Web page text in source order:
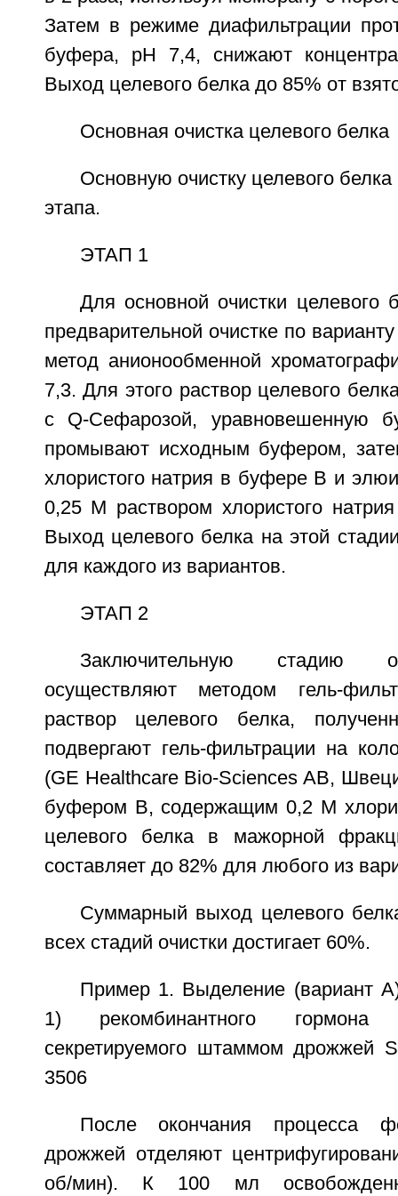
Затем в режиме диафильтрации
буфера, pH 7,4, снижают
Выход целевого белка до 85% от
Основная очистка целевого белка
Основную очистку целевого
этапа.
ЭТАП 1
Для основной очистки целевого
предварительной очистке по
метод анионообменной
7,3. Для этого раствор целевого
с Q-Сефарозой, уравновешенную
промывают исходным буфером,
хлористого натрия в буфере В и
0,25 М раствором хлористого
Выход целевого белка на этой
для каждого из вариантов.
ЭТАП 2
Заключительную стадию
осуществляют методом гель-
раствор целевого белка,
подвергают гель-фильтрации на
(GE Healthcare Bio-Sciences AB,
буфером В, содержащим 0,2 М
целевого белка в мажорной
составляет до 82% для любого из
Суммарный выход целевого
всех стадий очистки достигает 60%.
Пример 1. Выделение (вариант
1) рекомбинантного гормона
секретируемого штаммом дрожжей
3506
После окончания процесса
дрожжей отделяют
об/мин). К 100 мл